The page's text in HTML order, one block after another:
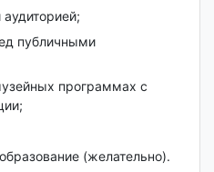
публичными
программах с
(желательно).